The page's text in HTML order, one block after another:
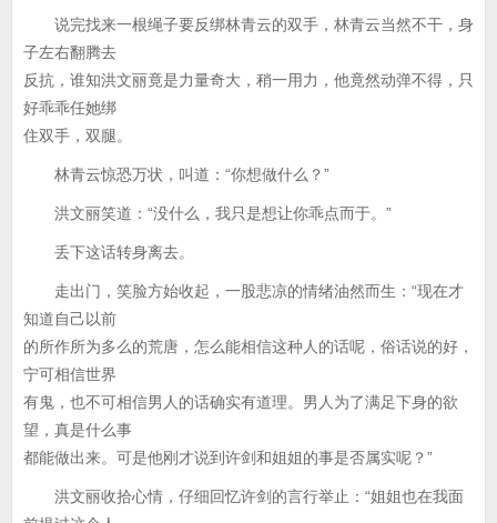
说完找来一根绳子要反绑林青云的双手，林青云当然不干，身
子左右翻腾去
反抗，谁知洪文丽竟是力量奇大，稍一用力，他竟然动弹不得，只
好乖乖任她绑
住双手，双腿。
林青云惊恐万状，叫道：“你想做什么？”
洪文丽笑道：“没什么，我只是想让你乖点而于。”
丢下这话转身离去。
走出门，笑脸方始收起，一股悲凉的情绪油然而生：“现在才
知道自己以前
的所作所为多么的荒唐，怎么能相信这种人的话呢，俗话说的好，
宁可相信世界
有鬼，也不可相信男人的话确实有道理。男人为了满足下身的欲
望，真是什么事
都能做出来。可是他刚才说到许剑和姐姐的事是否属实呢？”
洪文丽收拾心情，仔细回忆许剑的言行举止：“姐姐也在我面